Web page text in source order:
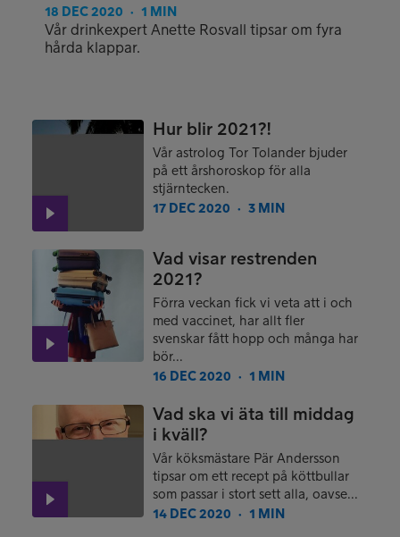
18 DEC 2020 ● 1 MIN
Vår drinkexpert Anette Rosvall tipsar om fyra
hårda klappar.
Hur blir 2021?!
Vår astrolog Tor Tolander bjuder
på ett årshoroskop för alla
stjärntecken.
17 DEC 2020
● 3 MIN
Vad visar restrenden
2021?
Förra veckan fick vi veta att i och
med vaccinet, har allt fler
svenskar fått hopp och många har
bör...
16 DEC 2020
● 1 MIN
Vad ska vi äta till middag
i kväll?
Vår köksmästare Pär Andersson
tipsar om ett recept på köttbullar
som passar i stort sett alla, oavse...
14 DEC 2020
● 1 MIN